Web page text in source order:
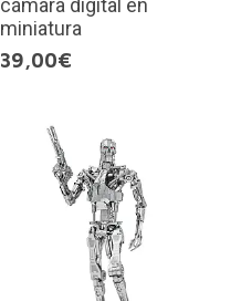
cámara digital en
miniatura
39,00€